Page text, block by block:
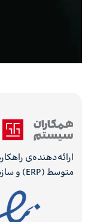
ارائه‌دهنده‌ی
متوسط (ERP) و سازمان‌های دولتی